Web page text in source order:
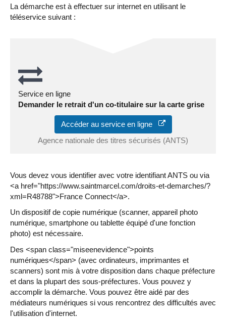
La démarche est à effectuer sur internet en utilisant le
téléservice suivant :
Service en ligne
Demander le retrait d'un co-titulaire sur la carte grise
Accéder au service en ligne
Agence nationale des titres sécurisés (ANTS)
Vous devez vous identifier avec votre identifiant ANTS ou via
<a href="https://www.saintmarcel.com/droits-et-demarches/?
xml=R48788">France Connect</a>.
Un dispositif de copie numérique (scanner, appareil photo
numérique, smartphone ou tablette équipé d'une fonction
photo) est nécessaire.
Des <span class="miseenevidence">points
numériques</span> (avec ordinateurs, imprimantes et
scanners) sont mis à votre disposition dans chaque préfecture
et dans la plupart des sous-préfectures. Vous pouvez y
accomplir la démarche. Vous pouvez être aidé par des
médiateurs numériques si vous rencontrez des difficultés avec
l'utilisation d'internet.